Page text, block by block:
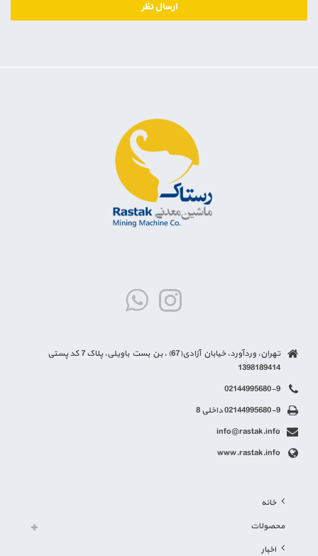
تهران، وردآورد، خیابان آزادی(67) ، بن بست باویلی، پلاک 7 کد پستی
1398189414
02144995680-9
02144995680-9 داخلی 8
info@rastak.info
www.rastak.info
خانه
محصولات
اخبار